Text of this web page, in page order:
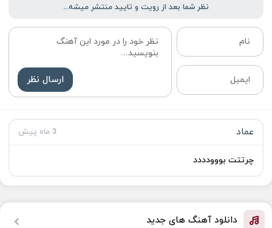
نظر شما بعد از رویت و تایید منتشر میشه...
ارسال نظر
عماد 3 ماه پیش
چرتتت بووودددد
دانلود آهنگ های جدید